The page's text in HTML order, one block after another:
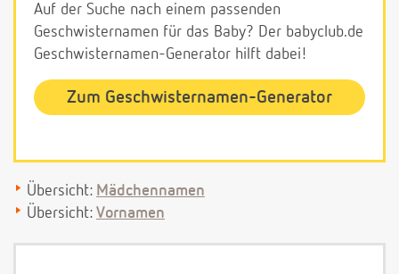
Auf der Suche nach einem passenden
Geschwisternamen für das Baby? Der babyclub.de
Geschwisternamen-Generator hilft dabei!
Zum Geschwisternamen-Generator
Übersicht: Mädchennamen
Übersicht: Vornamen